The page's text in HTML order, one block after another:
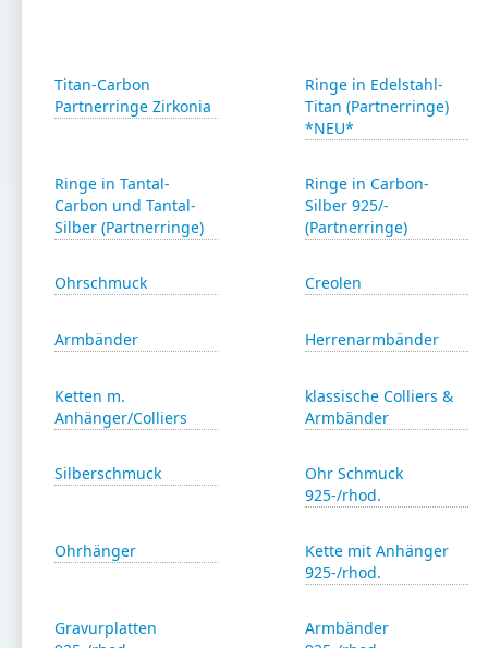
Titan-Carbon
Partnerringe Zirkonia
Ringe in Edelstahl-
Titan (Partnerringe)
*NEU*
Ringe in Tantal-
Carbon und Tantal-
Silber (Partnerringe)
Ringe in Carbon-
Silber 925/-
(Partnerringe)
Ohrschmuck Creolen
Armbänder Herrenarmbänder
Ketten m.
Anhänger/Colliers
klassische Colliers &
Armbänder
Silberschmuck
Ohr Schmuck
925-/rhod.
Ohrhänger
Kette mit Anhänger
925-/rhod.
Gravurplatten
Armbänder